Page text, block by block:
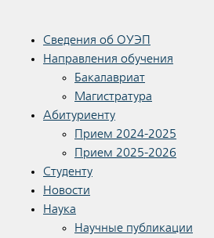
Сведения об ОУЭП
Направления обучения
Бакалавриат
Магистратура
Абитуриенту
Прием 2024-2025
Прием 2025-2026
Студенту
Новости
Наука
Научные публикации